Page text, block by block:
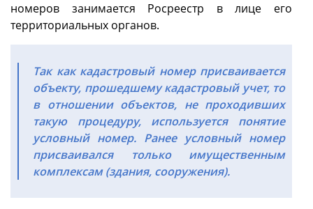
номеров занимается Росреестр в лице его
территориальных органов.
Так как кадастровый номер присваивается
объекту, прошедшему кадастровый учет, то
в отношении объектов, не проходивших
такую процедуру, используется понятие
условный номер. Ранее условный номер
присваивался только имущественным
комплексам (здания, сооружения).